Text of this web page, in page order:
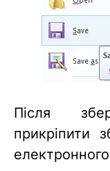
Після
прикріпити